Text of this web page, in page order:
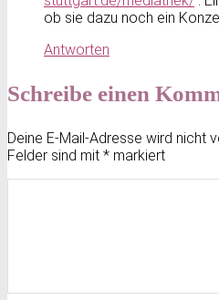
ob sie dazu noch ein
Antworten
Schreibe einen
Deine E-Mail-Adresse wird nicht
Felder sind mit * markiert